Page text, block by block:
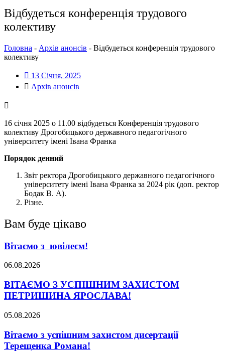
Відбудеться конференція трудового
колективу
Головна - Архів анонсів - Відбудеться конференція трудового
колективу
13 Січня, 2025
Архів анонсів
16 січня 2025 о 11.00 відбудеться Конференція трудового
колективу Дрогобицького державного педагогічного
університету імені Івана Франка
Порядок денний
Звіт ректора Дрогобицького державного педагогічного
університету імені Івана Франка за 2024 рік (доп. ректор
Бодак В. А).
Різне.
Вам буде цікаво
Вітаємо з ювілеєм!
06.08.2026
ВІТАЄМО З УСПІШНИМ ЗАХИСТОМ
ПЕТРИШИНА ЯРОСЛАВА!
05.08.2026
Вітаємо з успішним захистом дисертації
Терещенка Романа!